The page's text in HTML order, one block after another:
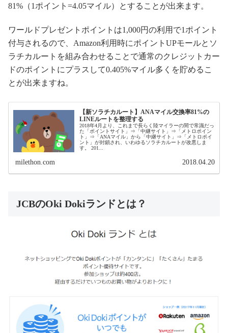
81%（1ポイント=4.05マイル）とすることが出来ます。
ワールドプレゼントポイントは1,000円の利用で1ポイント
付与されるので、Amazon利用時にポイントUPモールとソ
ラチカルートを組み合わせることで通常のクレジットカー
ドのポイントにプラスして0.405%マイル多くを貯めるこ
とが出来ますね。
【新ソラチカルート】ANAマイル交換率81%の
LINEルートを整理する
2018年4月より、これまで長らく陸マイラーの間で常識だっ
た「ポイントサイト」⇒「中継サイト」⇒「メトロポイン
ト」⇒「ANAマイル」から「中継サイト」⇒「メトロポイ
ント」が封鎖され、いわゆるソラチカルートが改悪しま
す。 201...
milethon.com 2018.04.20
JCBのOki Dokiランドとは？